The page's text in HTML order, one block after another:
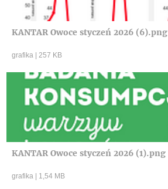
KANTAR Owoce styczeń 2026 (6).png
grafika | 257 KB
KANTAR Owoce styczeń 2026 (1).png
grafika | 1,54 MB